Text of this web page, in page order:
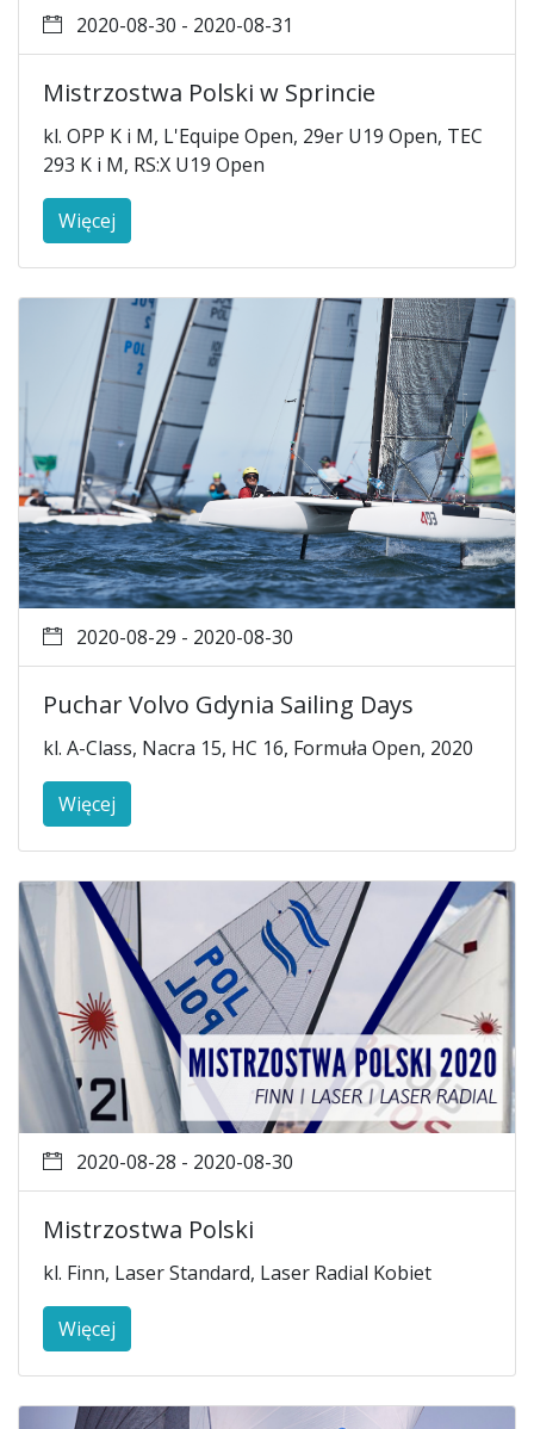
2020-08-30 - 2020-08-31
Mistrzostwa Polski w Sprincie
kl. OPP K i M, L'Equipe Open, 29er U19 Open, TEC
293 K i M, RS:X U19 Open
Więcej
2020-08-29 - 2020-08-30
Puchar Volvo Gdynia Sailing Days
kl. A-Class, Nacra 15, HC 16, Formuła Open, 2020
Więcej
2020-08-28 - 2020-08-30
Mistrzostwa Polski
kl. Finn, Laser Standard, Laser Radial Kobiet
Więcej